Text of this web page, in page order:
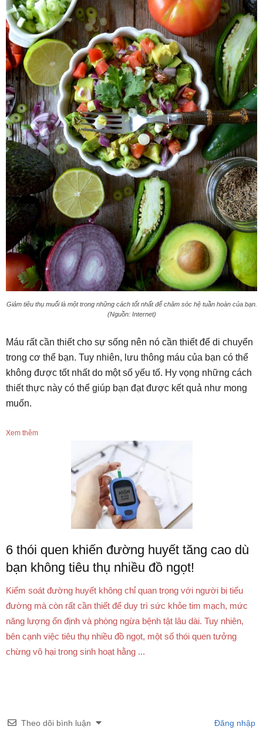
Giảm tiêu thụ muối là một trong những cách tốt nhất để chăm sóc hệ tuần hoàn của bạn.
(Nguồn: Internet)
Máu rất cần thiết cho sự sống nên nó cần thiết để di chuyển
trong cơ thể bạn. Tuy nhiên, lưu thông máu của bạn có thể
không được tốt nhất do một số yếu tố. Hy vọng những cách
thiết thực này có thể giúp bạn đạt được kết quả như mong
muốn.
Xem thêm
6 thói quen khiến đường huyết tăng cao dù
bạn không tiêu thụ nhiều đồ ngọt!
Kiểm soát đường huyết không chỉ quan trọng với người bị tiểu
đường mà còn rất cần thiết để duy trì sức khỏe tim mạch, mức
năng lượng ổn định và phòng ngừa bệnh tật lâu dài. Tuy nhiên,
bên cạnh việc tiêu thụ nhiều đồ ngọt, một số thói quen tưởng
chừng vô hại trong sinh hoạt hằng ...
Theo dõi bình luận Đăng nhập